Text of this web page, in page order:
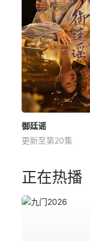
御廷谣
更新至第20集
正在热播